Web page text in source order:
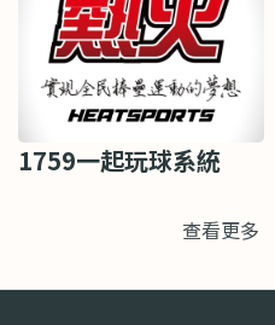
1759一起玩球系統
查看更多